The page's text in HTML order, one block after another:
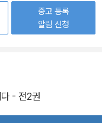
중고 등록
알림 신청
- 전2권